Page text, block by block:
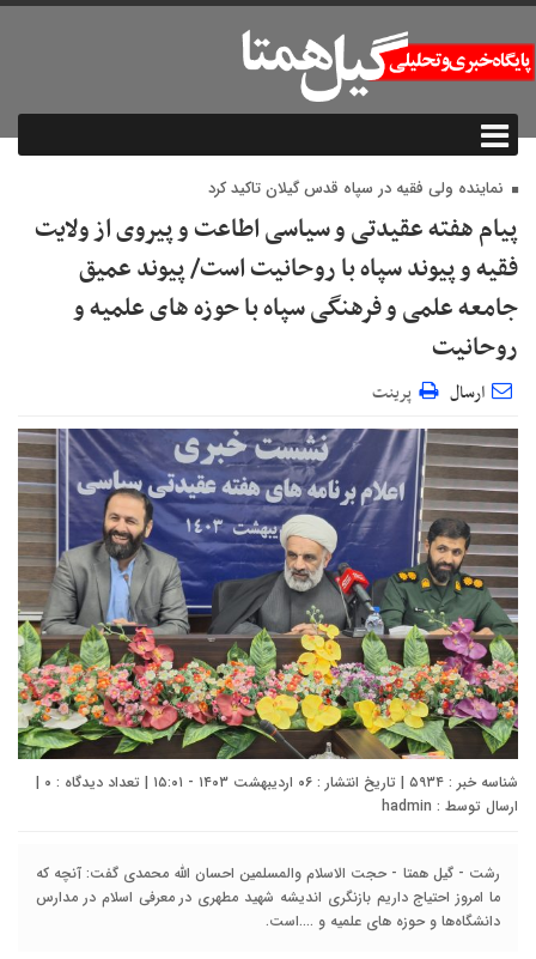
نماینده ولی فقیه در سپاه قدس گیلان تاکید کرد
پیام هفته عقیدتی و سیاسی اطاعت و پیروی از ولایت
فقیه و پیوند سپاه با روحانیت است/ پیوند عمیق
جامعه علمی و فرهنگی سپاه با حوزه های علمیه و
روحانیت
ارسال پرینت
شناسه خبر : ۵۹۳۴ | تاریخ انتشار : ۰۶ اردیبهشت ۱۴۰۳ - ۱۵:۰۱ | تعداد دیدگاه : ۰ |
ارسال توسط : hadmin
رشت - گیل همتا - حجت الاسلام والمسلمین احسان الله محمدی گفت: آنچه که
ما امروز احتیاج داریم بازنگری اندیشه شهید مطهری در معرفی اسلام در مدارس
دانشگاه‌ها و حوزه های علمیه و ....است.